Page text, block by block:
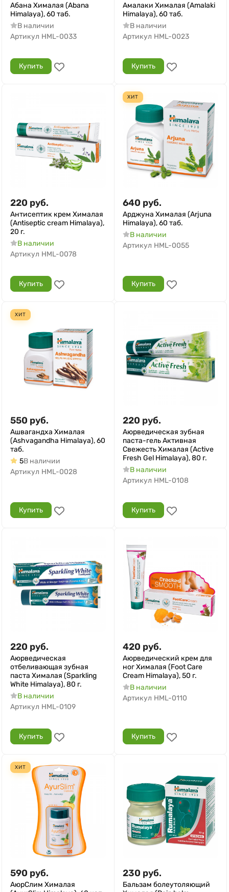
Абана Хималая (Abana
Himalaya), 60 таб.
В наличии
Артикул HML-0033
Купить
Амалаки Хималая (Amalaki
Himalaya), 60 таб.
В наличии
Артикул HML-0023
Купить
220 руб.
Антисептик крем Хималая
(Antiseptic cream Himalaya),
20 г.
В наличии
Артикул HML-0078
Купить
ХИТ
640 руб.
Арджуна Хималая (Arjuna
Himalaya), 60 таб.
В наличии
Артикул HML-0055
Купить
ХИТ
550 руб.
Ашвагандха Хималая
(Ashvagandha Himalaya), 60
таб.
5В наличии
Артикул HML-0028
Купить
220 руб.
Аюрведическая зубная
паста-гель Активная
Свежесть Хималая (Active
Fresh Gel Himalaya), 80 г.
В наличии
Артикул HML-0108
Купить
220 руб.
Аюрведическая
отбеливающая зубная
паста Хималая (Sparkling
White Himalaya), 80 г.
В наличии
Артикул HML-0109
Купить
420 руб.
Аюрведический крем для
ног Хималая (Foot Care
Cream Himalaya), 50 г.
В наличии
Артикул HML-0110
Купить
ХИТ
590 руб.
АюрСлим Хималая
230 руб.
Бальзам болеутоляющий